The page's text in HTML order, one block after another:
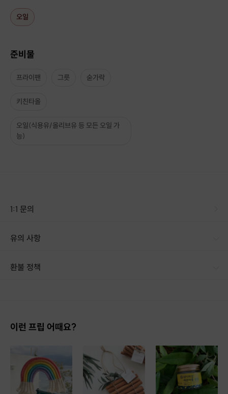
오일
준비물
프라이팬 그릇 숟가락
키친타올
오일(식용유/올리브유 등 모든 오일 가
능)
1:1 문의
유의 사항
환불 정책
이런 프립 어때요?